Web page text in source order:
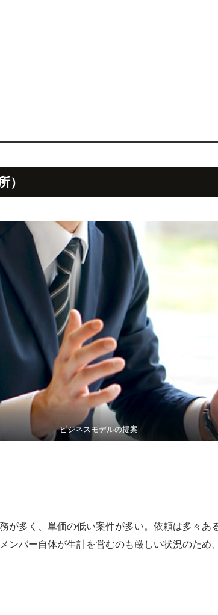
ビジネスモデルの提案
が多く、単価の低い案件が多い。依頼は多々
ンバー自体が生計を営むのも厳しい状況のため